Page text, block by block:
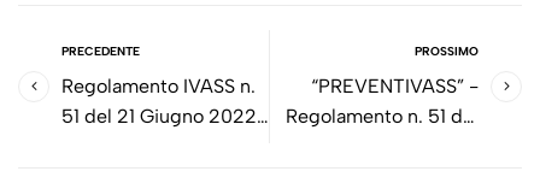
PRECEDENTE
Regolamento IVASS n.
51 del 21 Giugno 2022
PROSSIMO
“PREVENTIVASS” -
Regolamento n. 51 del